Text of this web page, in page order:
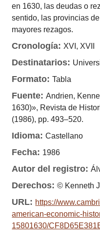
en 1630, las deudas o
sentido, las provincias
mayores rezagos.
Cronología: XVI, XVII
Destinatarios:
Formato:Tabla
Fuente:Andrien,
1630)», Revista de
(1986), pp. 493–520.
Idioma:Castellano
Fecha: 1986
Autor del registro:
Derechos:© Kenneth
URL: https://
american-economic-
15801630/